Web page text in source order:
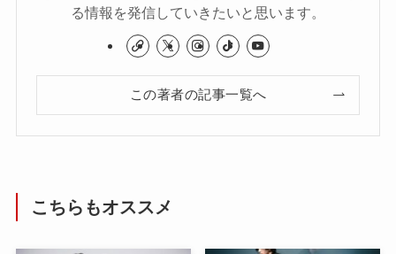
る情報を発信していきたいと思います。
この著者の記事一覧へ
こちらもオススメ